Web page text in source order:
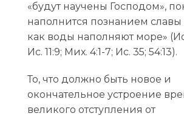
«будут научены Господом»,
наполнится познанием славы
как воды наполняют море»
Ис. 11:9; Мих. 4:1-7; Ис. 35; 54:13).
То, что должно быть новое и
окончательное устроение
великого отступления от